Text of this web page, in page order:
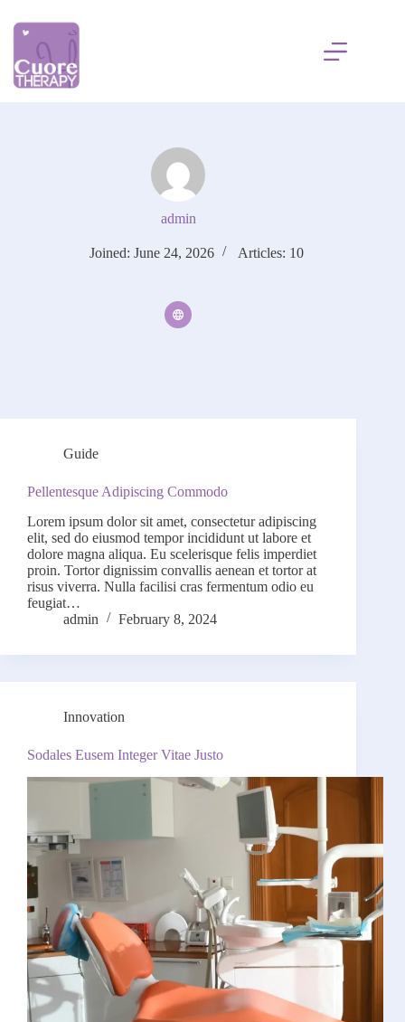
content
admin
Joined: June 24, 2026 Articles: 10
Guide
Pellentesque Adipiscing Commodo
Lorem ipsum dolor sit amet, consectetur adipiscing
elit, sed do eiusmod tempor incididunt ut labore et
dolore magna aliqua. Eu scelerisque felis imperdiet
proin. Tortor dignissim convallis aenean et tortor at
risus viverra. Nulla facilisi cras fermentum odio eu
feugiat…
admin
February 8, 2024
Innovation
Sodales Eusem Integer Vitae Justo